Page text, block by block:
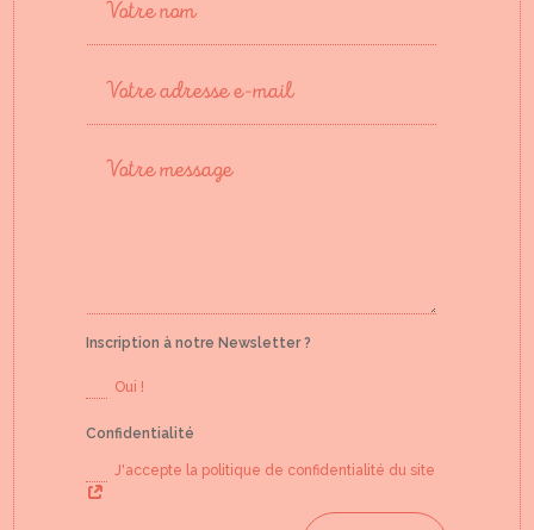
Inscription à notre Newsletter ?
Oui !
Confidentialité
J'accepte la politique de confidentialité du site